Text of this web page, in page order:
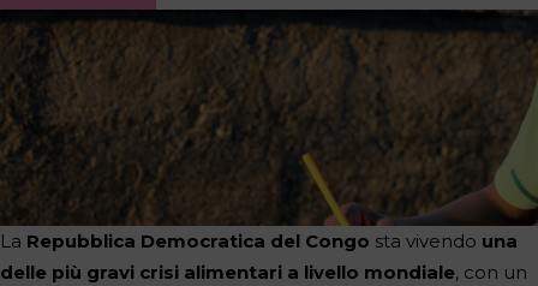
La Repubblica Democratica del Congo sta vivendo una
delle più gravi crisi alimentari a livello mondiale, con un